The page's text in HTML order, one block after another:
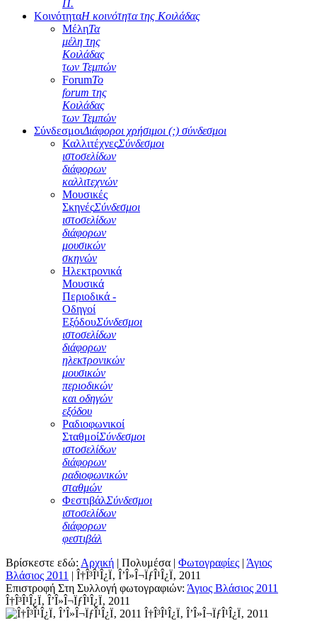
Π.
ΚοινότηταΗ κοινότητα της Κοιλάδας
ΜέληΤα
μέλη της
Κοιλάδας
των Τεμπών
ForumΤο
forum της
Κοιλάδας
των Τεμπών
ΣύνδεσμοιΔιάφοροι χρήσιμοι (;) σύνδεσμοι
ΚαλλιτέχνεςΣύνδεσμοι
ιστοσελίδων
διάφορων
καλλιτεχνών
Μουσικές
ΣκηνέςΣύνδεσμοι
ιστοσελίδων
διάφορων
μουσικών
σκηνών
Ηλεκτρονικά
Μουσικά
Περιοδικά -
Οδηγοί
ΕξόδουΣύνδεσμοι
ιστοσελίδων
διάφορων
ηλεκτρονικών
μουσικών
περιοδικών
και οδηγών
εξόδου
Ραδιοφωνικοί
ΣταθμοίΣύνδεσμοι
ιστοσελίδων
διάφορων
ραδιοφωνικών
σταθμών
ΦεστιβάλΣύνδεσμοι
ιστοσελίδων
διάφορων
φεστιβάλ
Βρίσκεστε εδώ: Αρχική | Πολυμέσα | Φωτογραφίες | Άγιος
Βλάσιος 2011 | Î†Î³Î¹Î¿Ï‚ Î’Î»Î¬ÏƒÎ¹Î¿Ï‚ 2011
Επιστροφή Στη Συλλογή φωτογραφιών: Άγιος Βλάσιος 2011
Î†Î³Î¹Î¿Ï‚ Î’Î»Î¬ÏƒÎ¹Î¿Ï‚ 2011
Î†Î³Î¹Î¿Ï‚ Î’Î»Î¬ÏƒÎ¹Î¿Ï‚ 2011